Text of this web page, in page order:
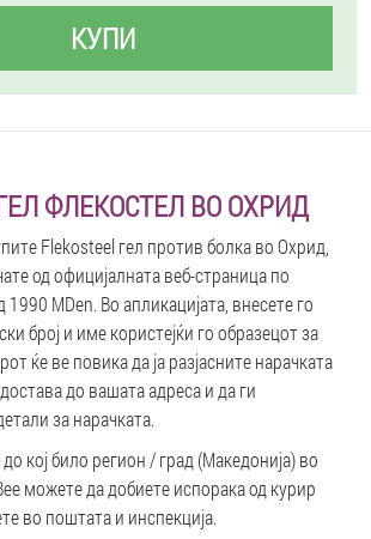
КУПИ
ФЛЕКОСТЕЛ ВО ОХРИД
Flekosteel гел против болка во Охрид,
од официјалната веб-страница по
MDen. Во апликацијата, внесете го
број и име користејќи го образецот за
ќе ве повика да ја разјасните нарачката
до вашата адреса и да ги
за нарачката.
кој било регион / град (Македонија) во
можете да добиете испорака од курир
во поштата и инспекција.